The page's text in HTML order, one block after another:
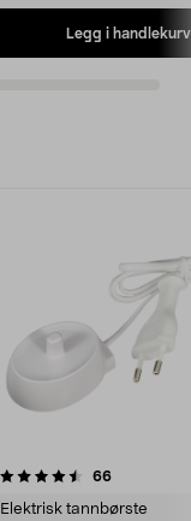
Legg i handlekurv
66
Elektrisk tannbørste
4.5av 5 stjerner